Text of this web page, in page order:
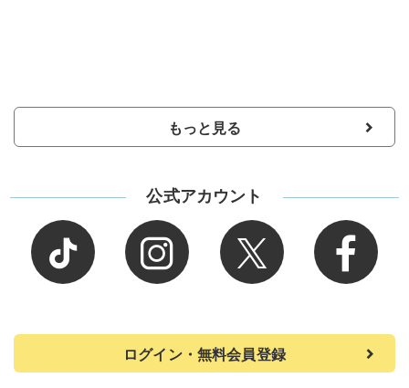
もっと見る
公式アカウント
ログイン・無料会員登録